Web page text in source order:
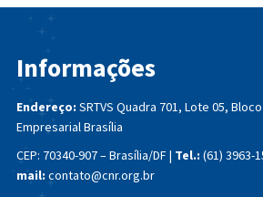
Informações
Endereço: SRTVS Quadra 701, Lote 05,
Empresarial Brasília
CEP: 70340-907 – Brasília/DF | Tel.: (61) 3963-
mail: contato@cnr.org.br